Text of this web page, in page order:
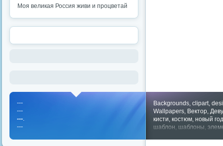
Моя великая Россия живи и процветай
Backgrounds, clipart,
Wallpapers, Вектор,
кисти, костюм, новый год
шаблон, шаблоны,
---
---
---.
---